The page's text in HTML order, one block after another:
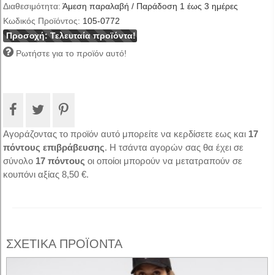
Διαθεσιμότητα: Άμεση παραλαβή / Παράδοση 1 έως 3 ημέρες
Κωδικός Προϊόντος: 105-0772
Προσοχή: Τελευταία προϊόντα!
Ρωτήστε για το προϊόν αυτό!
Αγοράζοντας το προϊόν αυτό μπορείτε να κερδίσετε εως και 17
πόντους επιβράβευσης. Η τσάντα αγορών σας θα έχει σε
σύνολο 17 πόντους οι οποίοι μπορούν να μετατραπούν σε
κουπόνι αξίας 8,50 €.
ΣΧΕΤΙΚΑ ΠΡΟΪΟΝΤΑ